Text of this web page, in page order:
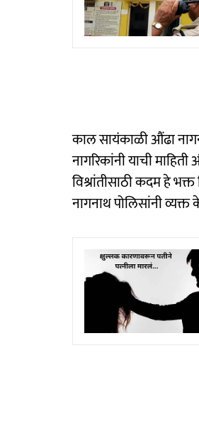
काल सायंकाळी औंढा
नागरिकांनी याची
विश्रांतीसाठी कदम हे
नागनाथ पोलिसांनी